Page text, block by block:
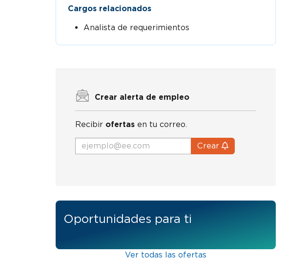
Cargos relacionados
Analista de requerimientos
Crear alerta de empleo
Recibir ofertas en tu correo.
Crear
Oportunidades para ti
Ver todas las ofertas